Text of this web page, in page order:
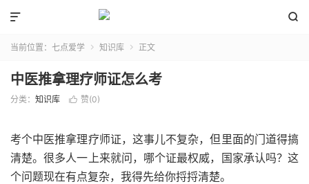


当前位置： 七点爱学  知识库  正文
中医推拿理疗师证怎么考
分类： 知识库  赞(0)
考个中医推拿理疗师证，这事儿不复杂，但里面的门道得搞
清楚。很多人一上来就问，哪个证最权威，国家承认吗？这
个问题现在有点复杂，我得先给你捋捋清楚。